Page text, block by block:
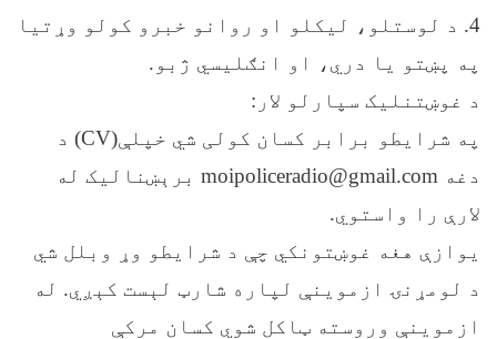
4. د لوستلو، لیکلو او روانو خبرو کولو وړتیا
په پښتو یا دري، او انګلیسي ژبو.
د غوښتنلیک سپارلو لار:
په شرایطو برابر کسان کولی شي خپلې(CV) د
دغه moipoliceradio@gmail.com برېښنالیک له
لارې را واستوي.
یوازې هغه غوښتونکي چې د شرایطو وړ وبلل شي
د لومړنۍ ازموینې لپاره شارټ لېست کېږي. له
ازموینې وروسته ټاکل شوي کسان مرکې